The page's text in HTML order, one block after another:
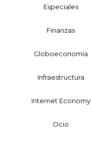
Especiales
Finanzas
Globoeconomía
Infraestructura
Internet Economy
Ocio